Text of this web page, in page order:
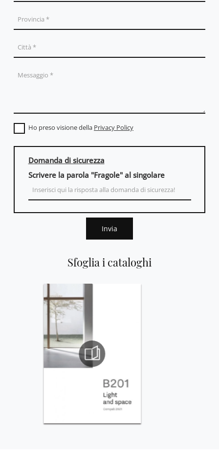
Sfoglia i cataloghi
Ho preso visione della Privacy Policy
Domanda di sicurezza
Scrivere la parola "Fragole" al singolare
Invia